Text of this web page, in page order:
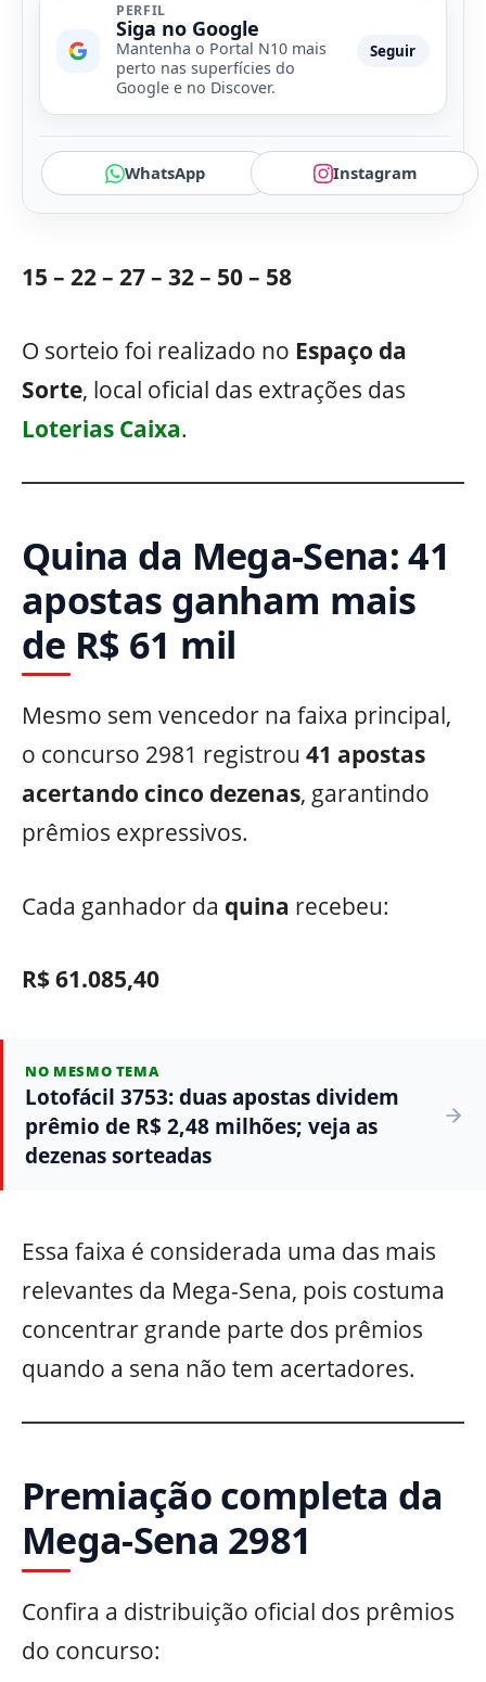
PERFIL
Siga no Google
Mantenha o Portal N10 mais
perto nas superfícies do
Google e no Discover.
Seguir
WhatsApp Instagram
15 – 22 – 27 – 32 – 50 – 58
O sorteio foi realizado no Espaço da
Sorte, local oficial das extrações das
Loterias Caixa.
Quina da Mega-Sena: 41
apostas ganham mais
de R$ 61 mil
Mesmo sem vencedor na faixa principal,
o concurso 2981 registrou 41 apostas
acertando cinco dezenas, garantindo
prêmios expressivos.
Cada ganhador da quina recebeu:
R$ 61.085,40
NO MESMO TEMA
Lotofácil 3753: duas apostas dividem
prêmio de R$ 2,48 milhões; veja as
dezenas sorteadas
Essa faixa é considerada uma das mais
relevantes da Mega-Sena, pois costuma
concentrar grande parte dos prêmios
quando a sena não tem acertadores.
Premiação completa da
Mega-Sena 2981
Confira a distribuição oficial dos prêmios
do concurso: